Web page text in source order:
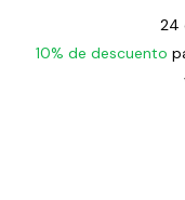
24
10% de descuento